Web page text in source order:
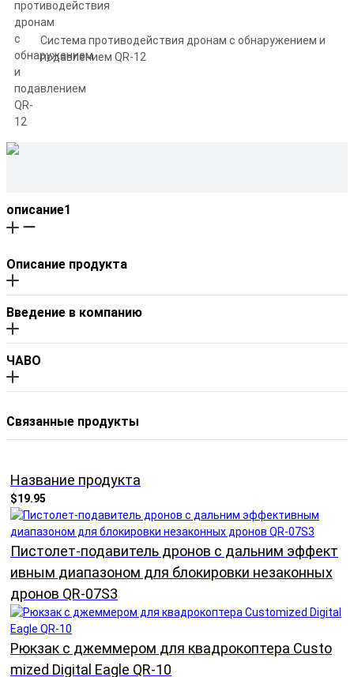
Система противодействия дронам с обнаружением и
подавлением QR-12
описание1
Описание продукта
Введение в компанию
ЧАВО
Связанные продукты
Название продукта
$19.95
Пистолет-подавитель дронов с дальним эффект
ивным диапазоном для блокировки незаконных
дронов QR-07S3
Рюкзак с джеммером для квадрокоптера Custo
mized Digital Eagle QR-10